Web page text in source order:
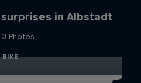
in Albstadt
3 Photos
BIKE